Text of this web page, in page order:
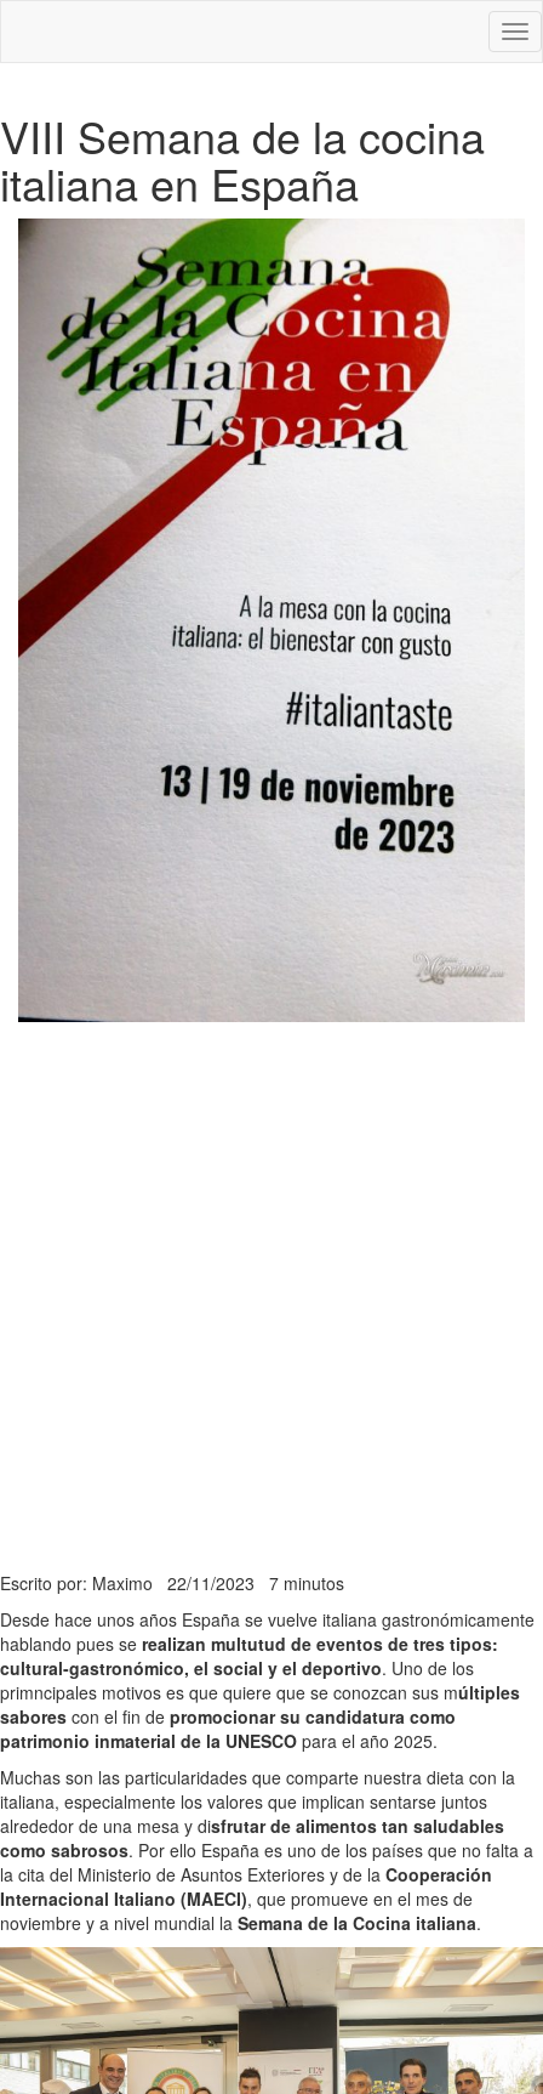
VIII Semana de la cocina
italiana en España
Escrito por: Maximo 22/11/2023 7 minutos
Desde hace unos años España se vuelve italiana gastronómicamente
hablando pues se realizan multutud de eventos de tres tipos:
cultural-gastronómico, el social y el deportivo. Uno de los
primncipales motivos es que quiere que se conozcan sus múltiples
sabores con el fin de promocionar su candidatura como
patrimonio inmaterial de la UNESCO para el año 2025.
Muchas son las particularidades que comparte nuestra dieta con la
italiana, especialmente los valores que implican sentarse juntos
alrededor de una mesa y disfrutar de alimentos tan saludables
como sabrosos. Por ello España es uno de los países que no falta a
la cita del Ministerio de Asuntos Exteriores y de la Cooperación
Internacional Italiano (MAECI), que promueve en el mes de
noviembre y a nivel mundial la Semana de la Cocina italiana.